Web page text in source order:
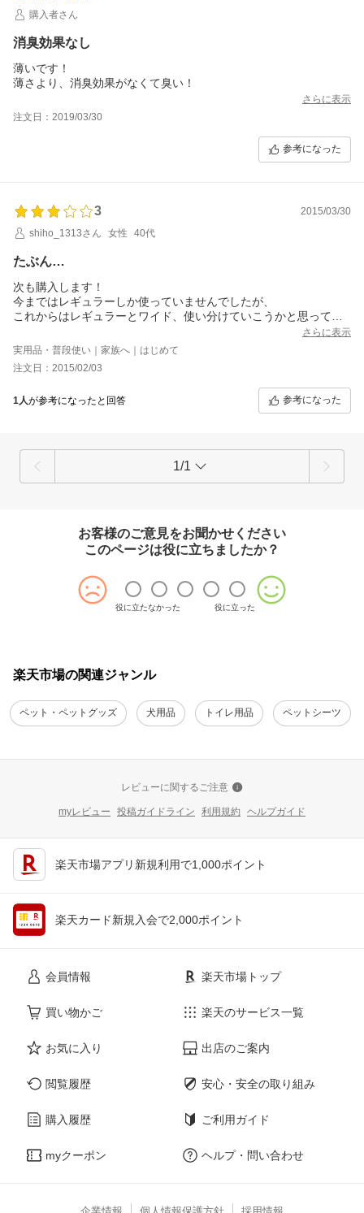
購入者さん
消臭効果なし
薄いです！
薄さより、消臭効果がなくて臭い！
さらに表示
注文日：2019/03/30
参考になった
3
2015/03/30
shiho_1313さん
女性 40代
たぶん…
次も購入します！
今まではレギュラーしか使っていませんでしたが、
これからはレギュラーとワイド、使い分けていこうかと思ってい
これからも宜しくお願いします。
さらに表示
実用品・普段使い｜家族へ｜はじめて
注文日：2015/02/03
1人が参考になったと回答 参考になった
1/1
お客様のご意見をお聞かせください
このページは役に立ちましたか？
役に立たなかった 役に立った
楽天市場の関連ジャンル
ペット・ペットグッズ 犬用品 トイレ用品 ペットシーツ
レビューに関するご注意
myレビュー 投稿ガイドライン 利用規約 ヘルプガイド
楽天市場アプリ新規利用で1,000ポイント
楽天カード新規入会で2,000ポイント
会員情報
買い物かご
お気に入り
閲覧履歴
購入履歴
myクーポン
楽天市場トップ
楽天のサービス一覧
出店のご案内
安心・安全の取り組み
ご利用ガイド
ヘルプ・問い合わせ